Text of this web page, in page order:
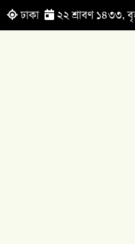
ঢাকা ২২ শ্রাবণ ১৪৩৩,